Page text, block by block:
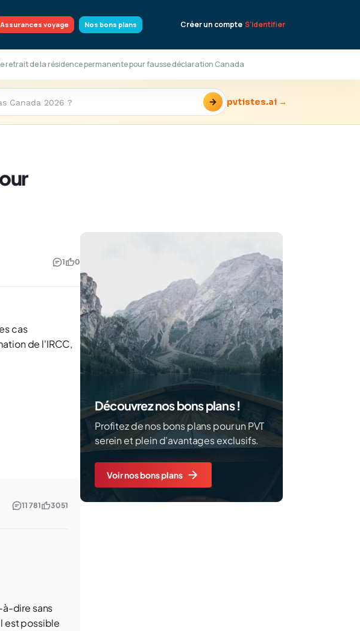
Assurances voyage Nos bons plans Créer un compte S'identifier
retrait de la résidence permanente pour fausse déclaration Canada
→ pvtistes.ai →
1 0
cas
de l'IRCC,
11 781 3 051
à-dire sans
est possible
Découvrez nos bons plans !
Profitez de nos bons plans pour un PVT
serein et plein d’avantages exclusifs.
Voir nos bons plans